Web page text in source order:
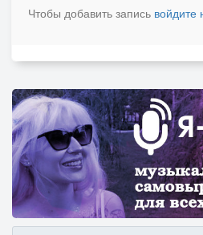
Чтобы добавить запись войдите